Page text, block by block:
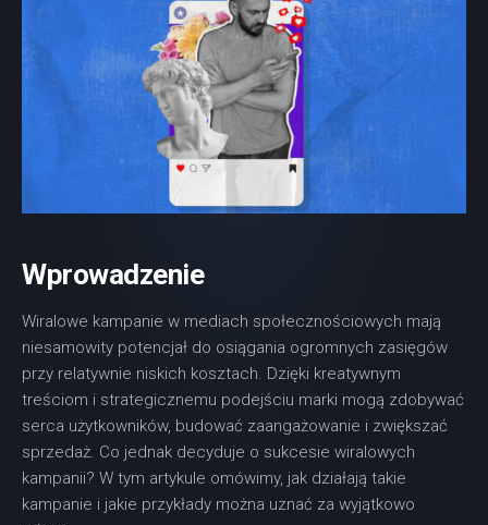
Wprowadzenie
Wiralowe kampanie w mediach społecznościowych mają
niesamowity potencjał do osiągania ogromnych zasięgów
przy relatywnie niskich kosztach. Dzięki kreatywnym
treściom i strategicznemu podejściu marki mogą zdobywać
serca użytkowników, budować zaangażowanie i zwiększać
sprzedaż. Co jednak decyduje o sukcesie wiralowych
kampanii? W tym artykule omówimy, jak działają takie
kampanie i jakie przykłady można uznać za wyjątkowo